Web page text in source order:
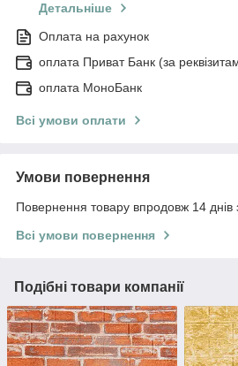
Детальніше
Оплата на рахунок
оплата Приват Банк (за
оплата МоноБанк
Всі умови оплати
Умови повернення
Повернення товару впродовж 14 днів
Всі умови повернення
Подібні товари компанії